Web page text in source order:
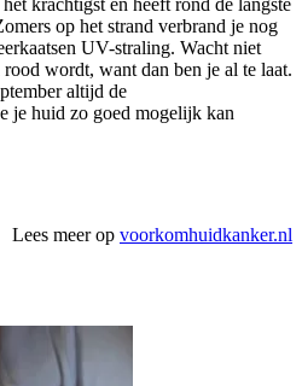
op het strand verbrand je nog
UV-straling. Wacht niet
wordt, want dan ben je al te laat.
altijd de
je huid zo goed mogelijk kan
Lees meer op voorkomhuidkanker.nl